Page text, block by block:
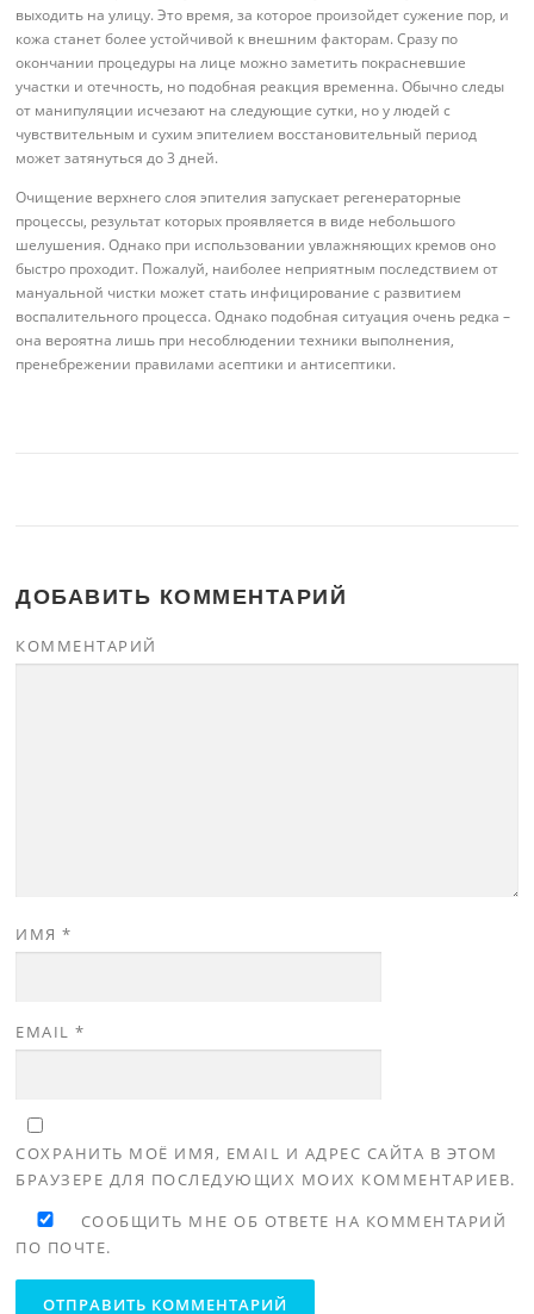
выходить на улицу. Это время, за которое произойдет сужение пор, и
кожа станет более устойчивой к внешним факторам. Сразу по
окончании процедуры на лице можно заметить покрасневшие
участки и отечность, но подобная реакция временна. Обычно следы
от манипуляции исчезают на следующие сутки, но у людей с
чувствительным и сухим эпителием восстановительный период
может затянуться до 3 дней.
Очищение верхнего слоя эпителия запускает регенераторные
процессы, результат которых проявляется в виде небольшого
шелушения. Однако при использовании увлажняющих кремов оно
быстро проходит. Пожалуй, наиболее неприятным последствием от
мануальной чистки может стать инфицирование с развитием
воспалительного процесса. Однако подобная ситуация очень редка –
она вероятна лишь при несоблюдении техники выполнения,
пренебрежении правилами асептики и антисептики.
ДОБАВИТЬ КОММЕНТАРИЙ
КОММЕНТАРИЙ
ИМЯ*
EMAIL*
СОХРАНИТЬ МОЁ ИМЯ, EMAIL И АДРЕС САЙТА В ЭТОМ
БРАУЗЕРЕ ДЛЯ ПОСЛЕДУЮЩИХ МОИХ КОММЕНТАРИЕВ.
СООБЩИТЬ МНЕ ОБ ОТВЕТЕ НА КОММЕНТАРИЙ
ПО ПОЧТЕ.